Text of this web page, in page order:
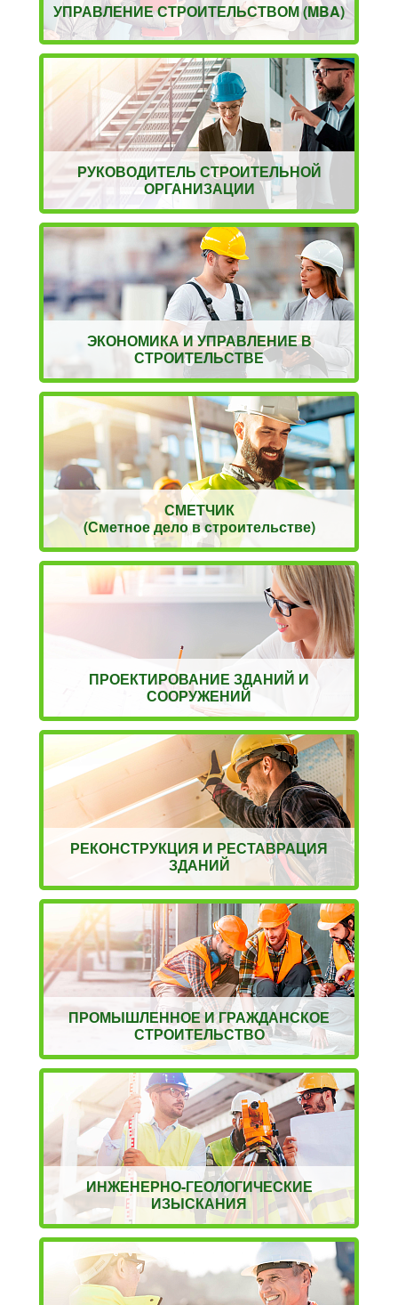
УПРАВЛЕНИЕ СТРОИТЕЛЬСТВОМ (MBA)
РУКОВОДИТЕЛЬ СТРОИТЕЛЬНОЙ
ОРГАНИЗАЦИИ
ЭКОНОМИКА И УПРАВЛЕНИЕ В
СТРОИТЕЛЬСТВЕ
СМЕТЧИК
(Сметное дело в строительстве)
ПРОЕКТИРОВАНИЕ ЗДАНИЙ И
СООРУЖЕНИЙ
РЕКОНСТРУКЦИЯ И РЕСТАВРАЦИЯ
ЗДАНИЙ
ПРОМЫШЛЕННОЕ И ГРАЖДАНСКОЕ
СТРОИТЕЛЬСТВО
ИНЖЕНЕРНО-ГЕОЛОГИЧЕСКИЕ
ИЗЫСКАНИЯ